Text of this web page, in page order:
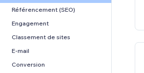
Référencement (SEO)
Engagement
Classement de sites
E-mail
Conversion